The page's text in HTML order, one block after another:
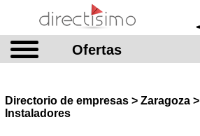
Ofertas
Directorio de empresas > Zaragoza >
Instaladores